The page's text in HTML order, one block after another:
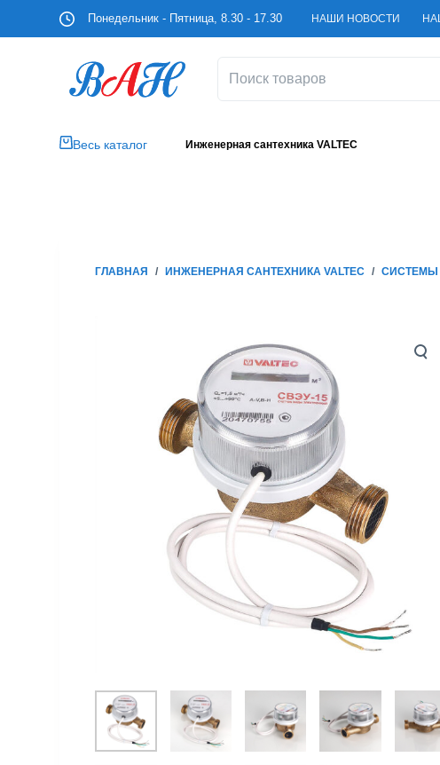
е
Понедельник - Пятница, 8.30 - 17.30 НАШИ НОВОСТИ
Весь каталог Инженерная сантехника VALTEC
ГЛАВНАЯ / ИНЖЕНЕРНАЯ САНТЕХНИКА VALTEC / СИСТЕМЫ